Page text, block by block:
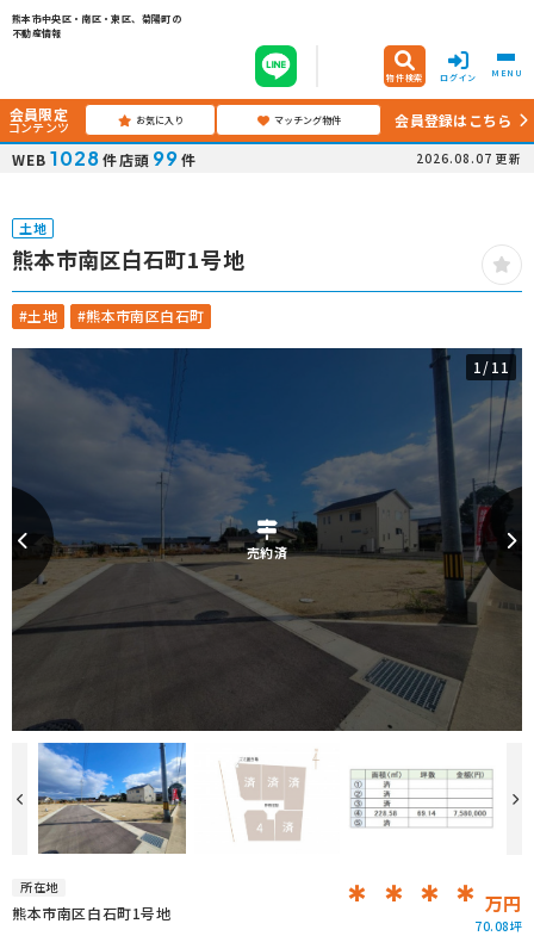
熊本市中央区・南区・東区、菊陽町の
不動産情報
物件検索 ログイン MENU
会員限定
コンテンツ お気に入り マッチング物件
会員登録はこちら
WEB 1028 件店頭 99 件 2026.08.07 更新
土地
熊本市南区白石町1号地
#土地 #熊本市南区白石町
売約済
1/11
所在地
熊本市南区白石町1号地 ＊＊＊＊ 万円
70.08坪